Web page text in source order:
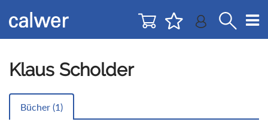
zur
Navigation
zum
Inhalt
Klaus Scholder
Bücher (1)